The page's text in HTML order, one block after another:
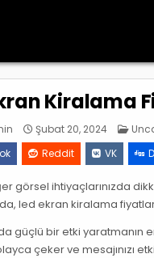
Kiralama
Şubat 20, 2024
Reddit VK
görsel ihtiyaçlarınızda
led ekran kiralama
güçlü bir etki yaratmanın
çeker ve mesajınızı